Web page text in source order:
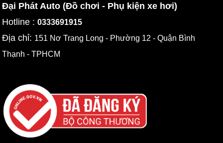
Đại Phát Auto (Đồ chơi - Phụ kiện xe hơi)
Hotline :0333691915
Địa chỉ: 151 Nơ Trang Long - Phường 12 - Quận Bình
Thạnh - TPHCM